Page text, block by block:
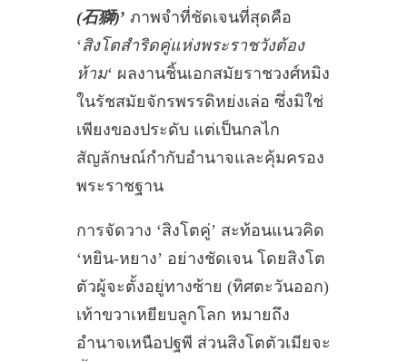
(石獅)’ ภาพจำที่ชัดเจนที่สุดคือ
‘สิงโตสำริดคู่แห่งพระราชวังต้อง
ห้าม‘ ผลงานชิ้นเอกสมัยราชวงศ์หมิง
ในรัชสมัยจักรพรรดิหย่งเล่อ ซึ่งมิใช่
เพียงของประดับ แต่เป็นกลไก
สัญลักษณ์กำกับอำนาจและคุ้มครอง
พระราชฐาน
การจัดวาง ‘สิงโตคู่’ สะท้อนแนวคิด
‘หยิน-หยาง’ อย่างชัดเจน โดยสิงโต
ตัวผู้จะตั้งอยู่ทางซ้าย (ทิศตะวันออก)
เท้าขวาเหยียบลูกโลก หมายถึง
อำนาจเหนือปฐพี ส่วนสิงโตตัวเมียจะ